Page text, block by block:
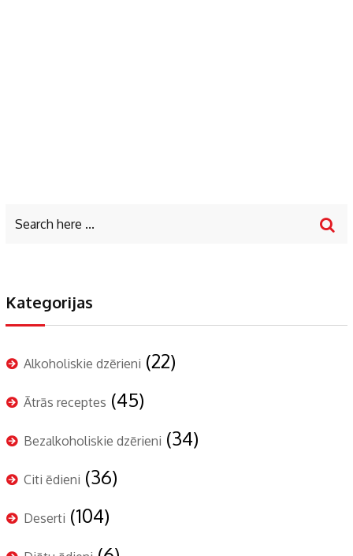
Kategorijas
Alkoholiskie dzērieni (22)
Ātrās receptes (45)
Bezalkoholiskie dzērieni (34)
Citi ēdieni (36)
Deserti (104)